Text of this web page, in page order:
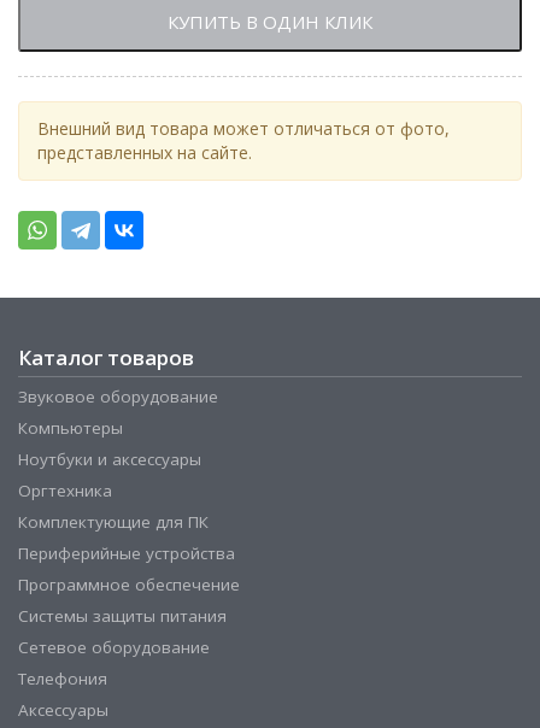
КУПИТЬ В ОДИН КЛИК
Внешний вид товара может отличаться от фото,
представленных на сайте.
Каталог товаров
Звуковое оборудование
Компьютеры
Ноутбуки и аксессуары
Оргтехника
Комплектующие для ПК
Периферийные устройства
Программное обеспечение
Системы защиты питания
Сетевое оборудование
Телефония
Аксессуары